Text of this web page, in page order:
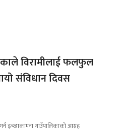
विरामीलाई फलफुल
संविधान दिवस